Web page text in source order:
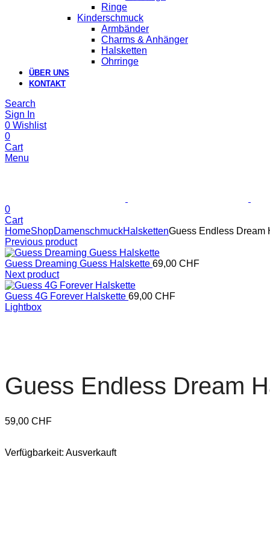
Ringe
Kinderschmuck
Armbänder
Charms & Anhänger
Halsketten
Ohrringe
ÜBER UNS
KONTAKT
Search
Sign In
0 Wishlist
0
Cart
Menu
0
Cart
HomeShopDamenschmuckHalskettenGuess Endless Dream
Previous product
Guess Dreaming Guess Halskette 69,00 CHF
Next product
Guess 4G Forever Halskette 69,00 CHF
Lightbox
Guess Endless Dream
59,00 CHF
Verfügbarkeit: Ausverkauft